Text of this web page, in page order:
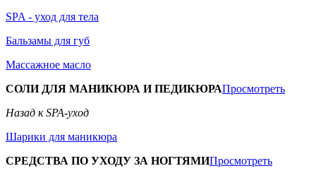
SPA - уход для тела
Бальзамы для губ
Массажное масло
СОЛИ ДЛЯ МАНИКЮРА И ПЕДИКЮРАПросмотреть
Назад к SPA-уход
Шарики для маникюра
СРЕДСТВА ПО УХОДУ ЗА НОГТЯМИПросмотреть